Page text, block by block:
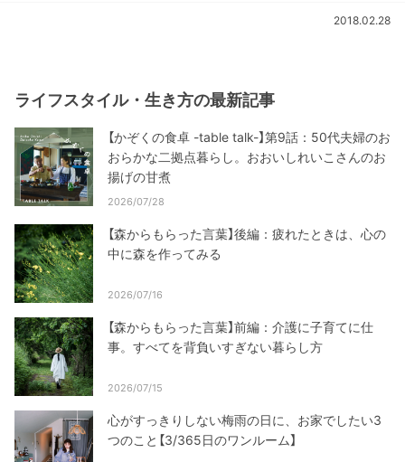
2018.02.28
ライフスタイル・生き方の最新記事
【かぞくの食卓 -table talk-】第9話：50代夫婦のお
おらかな二拠点暮らし。おおいしれいこさんのお
揚げの甘煮
2026/07/28
【森からもらった言葉】後編：疲れたときは、心の
中に森を作ってみる
2026/07/16
【森からもらった言葉】前編：介護に子育てに仕
事。すべてを背負いすぎない暮らし方
2026/07/15
心がすっきりしない梅雨の日に、お家でしたい3
つのこと【3/365日のワンルーム】